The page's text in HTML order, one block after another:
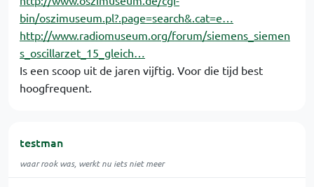
bin/oszimuseum.pl?.page=search&.cat=e…
http://www.radiomuseum.org/forum/siemens_siemen
s_oscillarzet_15_gleich…
Is een scoop uit de jaren vijftig. Voor die tijd best
hoogfrequent.
testman
waar rook was, werkt nu iets niet meer